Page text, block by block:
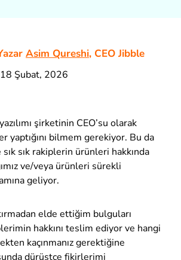
Asim Qureshi, CEO Jibble
18 Şubat, 2026
şirketinin CEO’su olarak
yaptığını bilmem gerekiyor. Bu da
sık rakiplerin ürünleri hakkında
ve/veya ürünleri sürekli
geliyor.
elde ettiğim bulguları
hakkını teslim ediyor ve hangi
kaçınmanız gerektiğine
dürüstçe fikirlerimi